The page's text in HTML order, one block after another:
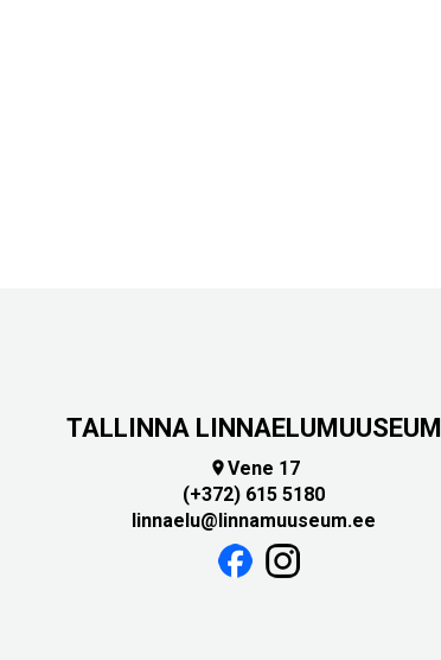
TALLINNA LINNAELUMUUSEUM
Vene 17
(+372) 615 5180
linnaelu@linnamuuseum.ee